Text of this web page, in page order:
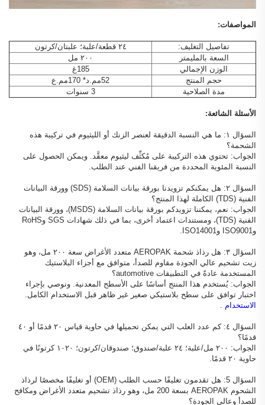
المواصفات:
تفاصيل التغليف:
٢٤ قطعة/علبة؛ علبتان/كرتون
السعة بالمليمتر
٢٠٠ مل
الوزن الإجمالي
185غ
حجم المنتج
52مم.د* 170مم.ع
مدة الصلاحية
3 سنوات
الأسئلة الشائعة:
السؤال ١: ما هي النسبة الدقيقة لعنصر الزنك أو الليثيوم في تركيبة هذه
الشحمة؟
الجواب: تحتوي هذه التركيبة على مُكثِّف ليثيوم معقَّد. ويمكن الحصول على
النسبة المئوية المحددة من فريقنا الفني عند الطلب.
السؤال ٢: هل يمكنكم تزويدنا بورقة بيانات السلامة (SDS) وورقة البيانات
الفنية (TDS) الكاملة لهذا المنتج؟
الجواب: نعم، يمكننا تزويدكم بورقة بيانات السلامة (MSDS)، وورقة البيانات
الفنية (TDS)، ومستندات اعتماد أخرى، بما في ذلك شهادات SGS وRoHS
وISO9001 وISO14001.
السؤال ٣: هل رذاذ شحمة AEROPAK متعدد الأغراض سعة ٢٠٠ مل، وهو
زيت تشحيم عالي الجودة مقاوم للصدأ، متوافق مع أجزاء البلاستيك
المستخدمة عادةً في التطبيقات automotive؟
الجواب: يُستخدم هذا المنتج أساسًا على الأسطح المعدنية. ونوصي بإجراء
اختبار توافق على سطح بلاستيكي صغير غير ظاهر قبل الاستخدام الكامل.
الاستخدام .
السؤال ٤: كم عدد العلب التي يمكن تحميلها في حاوية قياس ٢٠ قدمًا أو ٤٠
قدمًا؟
الجواب: ٢٠٠ مل/علبة؛ ٢٤ علبة/صندوق؛ صندوقان/كرتون؛ ١٠٢٠ كرتونًا في
حاوية ٢٠ قدمًا.
السؤال 5: هل تقدمون تغليفًا حسب الطلب (OEM) أو تغليفًا مخصصًا لرذاذ
الشحوم AEROPAK بسعة 200 مل، وهو رذاذ تشحيم متعدد الأغراض ومكافح
للصدأ وعالي الجودة؟